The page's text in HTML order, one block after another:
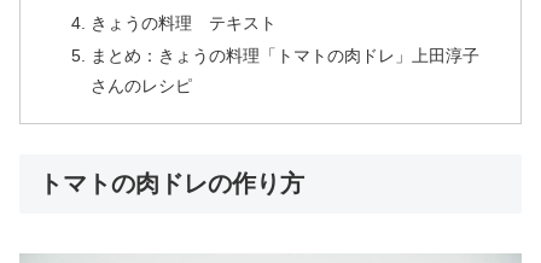
きょうの料理 テキスト
まとめ：きょうの料理「トマトの肉ドレ」上田淳子
さんのレシピ
トマトの肉ドレの作り方